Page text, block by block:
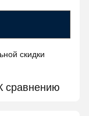
скидки
сравнению